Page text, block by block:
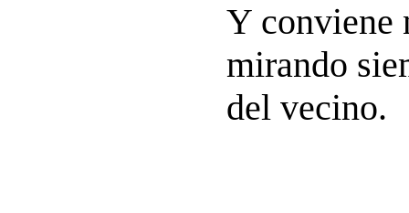
Y conviene
mirando
del vecino.